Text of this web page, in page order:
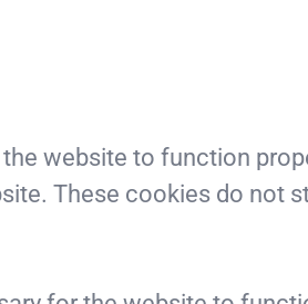
website to function
These cookies do not